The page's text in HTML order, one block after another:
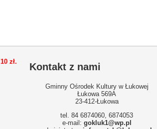
10 zł. Kontakt z nami
Gminny Ośrodek Kultury w Łukowej
Łukowa 569A
23-412-Łukowa
tel. 84 6874060, 6874053
e-mail: gokluk1@wp.pl